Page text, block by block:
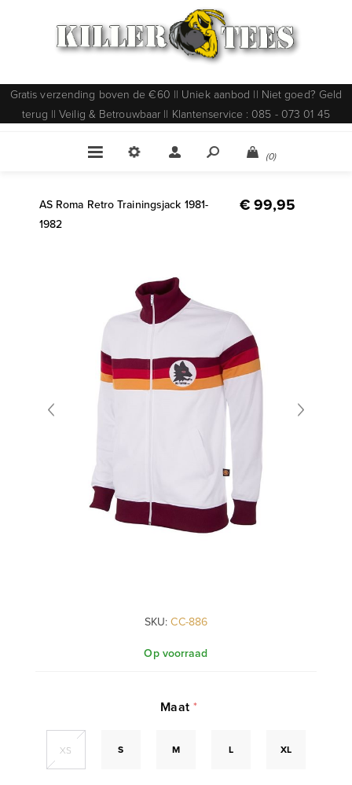
Gratis verzending boven de €60 || Uniek aanbod || Niet goed? Geld
terug || Veilig & Betrouwbaar || Klantenservice : 085 - 073 01 45
(0)
AS Roma Retro Trainingsjack 1981-
1982
€ 99,95
SKU: CC-886
Op voorraad
Maat*
XS S M L XL